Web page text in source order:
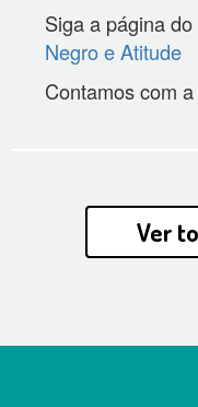
Siga a página do
Negro e Atitude
Contamos com
Ver